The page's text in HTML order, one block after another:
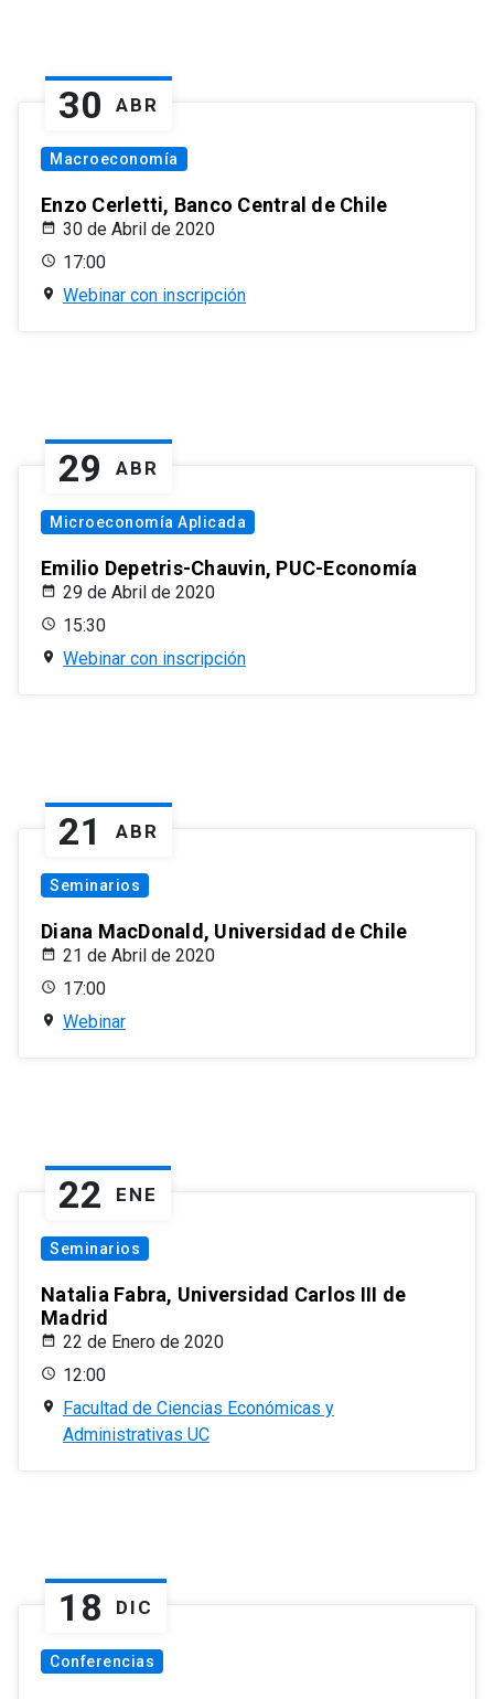
30 ABR
Macroeconomía
Enzo Cerletti, Banco Central de Chile
30 de Abril de 2020
17:00
Webinar con inscripción
29 ABR
Microeconomía Aplicada
Emilio Depetris-Chauvin, PUC-Economía
29 de Abril de 2020
15:30
Webinar con inscripción
21 ABR
Seminarios
Diana MacDonald, Universidad de Chile
21 de Abril de 2020
17:00
Webinar
22 ENE
Seminarios
Natalia Fabra, Universidad Carlos III de
Madrid
22 de Enero de 2020
12:00
Facultad de Ciencias Económicas y
Administrativas UC
18 DIC
Conferencias